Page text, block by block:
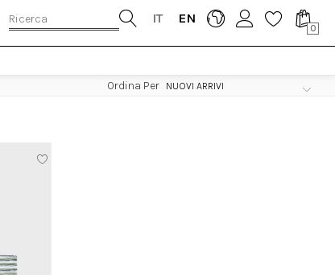
IT EN
0
Ordina Per